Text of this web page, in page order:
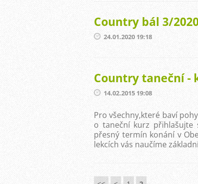
Country bál 3/
24.01.2020 19:18
Country taneční -
14.02.2015 19:08
Pro všechny,které baví
o taneční kurz přihlašujte
přesný termín konání v
lekcích vás naučíme